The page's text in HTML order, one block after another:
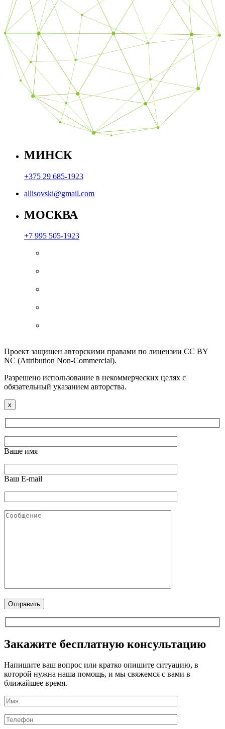
МИНСК
+375 29 685-1923
allisovski@gmail.com
МОСКВА
+7 995 505-1923
Проект защищен авторскими правами по лицензии CC BY
NC (Attribution Non-Commercial).
Разрешено использование в некоммерческих целях с
обязательный указанием авторства.
x
Ваше имя
Ваш E-mail
Закажите бесплатную консультацию
Напишите ваш вопрос или кратко опишите ситуацию, в
которой нужна наша помощь, и мы свяжемся с вами в
ближайшее время.